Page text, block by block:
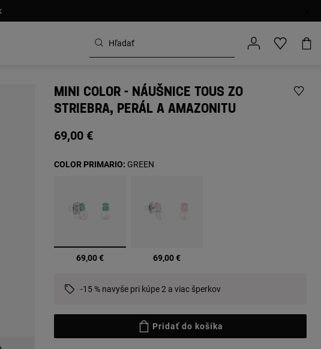
MINI COLOR - NÁUŠNICE TOUS ZO
STRIEBRA, PERÁL A AMAZONITU
69,00 €
vybrané
69,00 € 69,00 €
COLOR PRIMARIO: GREEN
-15 % navyše pri kúpe 2 a viac šperkov
Pridať do košíka